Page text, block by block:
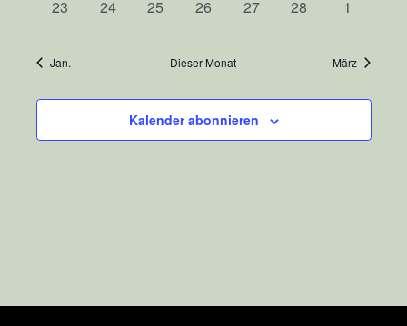
0
23
0
24
0
25
0
26
0
27
0
28
0
1
Jan. Dieser Monat März
Kalender abonnieren